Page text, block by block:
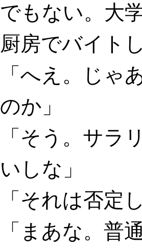
でもない。大
厨房でバイト
「へえ。じゃ
のか」
「そう。サラ
いしな」
「それは否定
「まあな。普